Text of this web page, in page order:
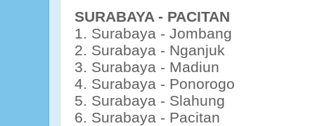
SURABAYA - PACITAN
1. Surabaya - Jombang
2. Surabaya - Nganjuk
3. Surabaya - Madiun
4. Surabaya - Ponorogo
5. Surabaya - Slahung
6. Surabaya - Pacitan